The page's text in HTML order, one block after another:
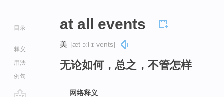
目录
释义
用法
例句
at all events
美 [æt ɔːl ɪˈvents]
无论如何，总之，不管怎样
网络释义